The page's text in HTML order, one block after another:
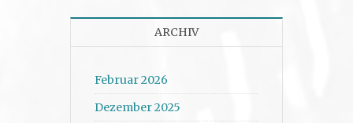
ARCHIV
Februar 2026
Dezember 2025